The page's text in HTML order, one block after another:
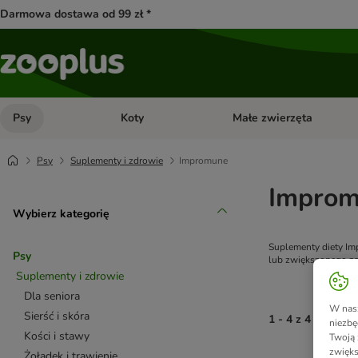
Darmowa dostawa od 99 zł *
Psy Otwórz menu kategorii: Psy
Koty Otwórz menu kategorii: Koty
Małe zwierzęta
Psy Suplementy i zdrowie Impromune
Wybierz kategorię
Psy
Suplementy i zdrowie
Dla seniora
Sierść i skóra
Kości i stawy
Suplementy diety
lub zwiększonego
1 - 4 z 4
W
Twoją